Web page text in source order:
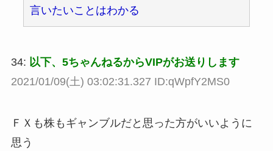
言いたいことはわかる
34: 以下、5ちゃんねるからVIPがお送りします
2021/01/09(土) 03:02:31.327 ID:qWpfY2MS0
ＦＸも株もギャンブルだと思った方がいいように
思う